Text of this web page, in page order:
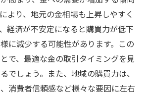
より、地元の金相場も上昇しやすく
経済が不安定になると購買力が低下
に減少する可能性があります。この
で、最適な金の取引タイミングを見
でしょう。また、地域の購買力は、
消費者信頼感など様々な要因に左右